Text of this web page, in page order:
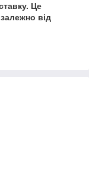
Це
від